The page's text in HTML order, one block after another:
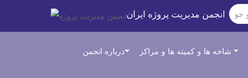
انجمن مدیریت پروژه ایران
درباره انجمن